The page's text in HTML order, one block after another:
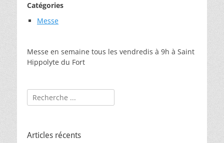
Catégories
Messe
Messe en semaine tous les vendredis à 9h à Saint
Hippolyte du Fort
Rechercher :
Articles récents